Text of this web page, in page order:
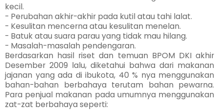
kecil.
- Perubahan akhir-akhir pada kutil atau tahi lalat.
- Kesulitan mencerna atau kesulitan menelan.
- Batuk atau suara parau yang tidak mau hilang.
- Masalah-masalah pendengaran.
Berdasarkan hasil riset dan temuan BPOM DKI akhir
Desember 2009 lalu, diketahui bahwa dari makanan
jajanan yang ada di ibukota, 40 % nya menggunakan
bahan-bahan berbahaya terutam bahan pewarna.
Para penjual makanan pada umumnya menggunakan
zat-zat berbahaya seperti: